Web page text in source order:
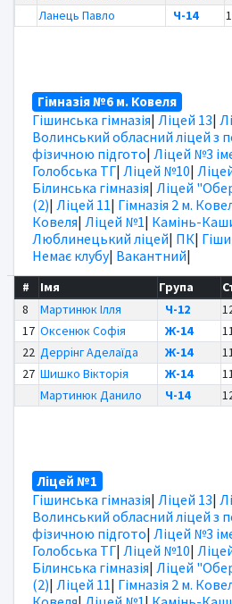
Ланець Павло
Ч-14
Гімназія №6 м. Ковеля
Гішинська гімназія| Ліцей 13|
Волинський обласний ліцей з
фізичною підгото| Ліцей №3
Голобська ТГ| Ліцей №10|
Білинська гімназія| Ліцей
(2)| Ліцей 11| Гімназія 2 м.
Ковеля| Ліцей №1| Камінь-
Люблинецький ліцей| ПК|
Немає клубу| Вакантний|
# Імя Група
8
Мартинюк Ілля Ч-12
17 Оксенюк Софія Ж-14
22 Деррінг Аделаїда Ж-14
27 Шишко Вікторія Ж-14
Мартинюк Данило
Ч-14
Ліцей №1
Гішинська гімназія| Ліцей 13|
Волинський обласний ліцей з
фізичною підгото| Ліцей №3
Голобська ТГ| Ліцей №10|
Білинська гімназія| Ліцей
(2)| Ліцей 11| Гімназія 2 м.